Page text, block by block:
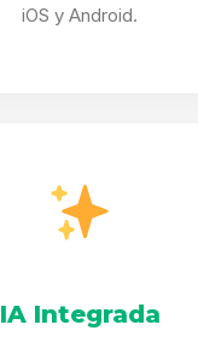
iOS y Android.
IA Integrada